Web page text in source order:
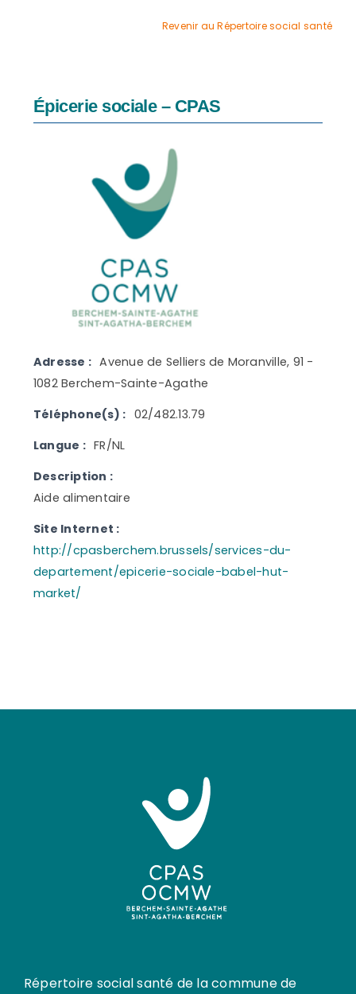
Revenir au Répertoire social santé
Épicerie sociale – CPAS
Adresse : Avenue de Selliers de Moranville, 91 -
1082 Berchem-Sainte-Agathe
Téléphone(s) : 02/482.13.79
Langue : FR/NL
Description :
Aide alimentaire
Site Internet :
http://cpasberchem.brussels/services-du-
departement/epicerie-sociale-babel-hut-
market/
Répertoire social santé de la commune de